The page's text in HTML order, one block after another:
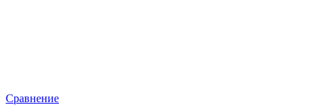
Сравнение